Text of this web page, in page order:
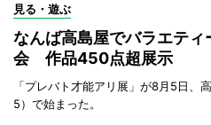
見る・遊ぶ
なんば高島屋でバラエテ
会 作品450点超展示
「プレバト才能アリ展」が8月5日、
5）で始まった。